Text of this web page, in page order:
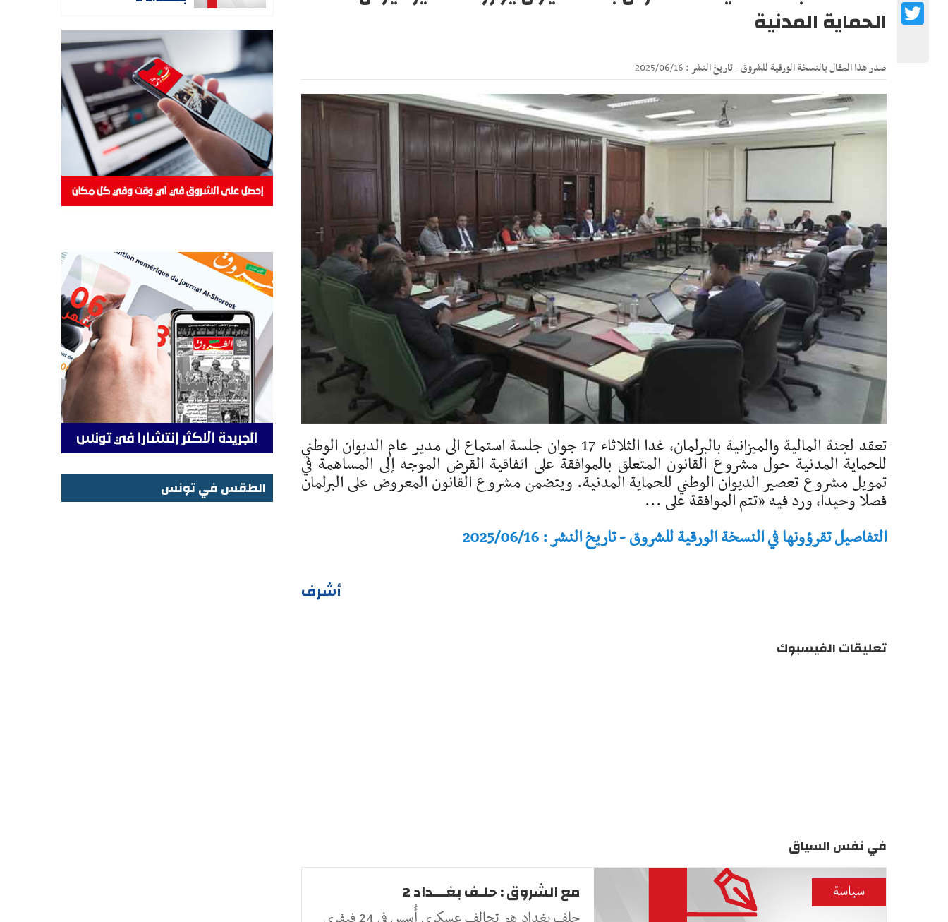
الحماية المدنية
صدر هذا المقال بالنسخة الورقية للشروق - تاريخ النشر : 2025/06/16
تعقد لجنة المالية والميزانية بالبرلمان، غدا الثلاثاء 17 جوان جلسة استماع الى مدير عام الديوان الوطني
للحماية المدنية حول مشروع القانون المتعلق بالموافقة على اتفاقية القرض الموجه إلى المساهمة في
تمويل مشروع تعصير الديوان الوطني للحماية المدنية. ويتضمن مشروع القانون المعروض على البرلمان
فصلا وحيدا، ورد فيه «تتم الموافقة على ...
التفاصيل تقرؤونها في النسخة الورقية للشروق - تاريخ النشر : 2025/06/16
أشرف
Twitter
تعليقات الفيسبوك
في نفس السياق
سياسة
مع الشروق : حلـف بغـــداد 2
الطقس في تونس